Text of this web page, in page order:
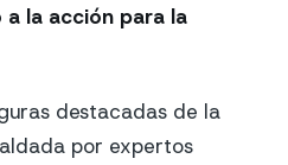
a la acción para la
destacadas de la
por expertos